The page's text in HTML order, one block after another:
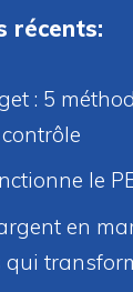
récents:
: 5
le
en